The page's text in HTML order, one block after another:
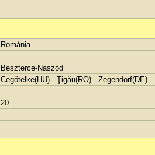
Románia
Beszterce-Naszód
Cegőtelke(HU) - Ţigău(RO) - Zegendorf(DE)
20